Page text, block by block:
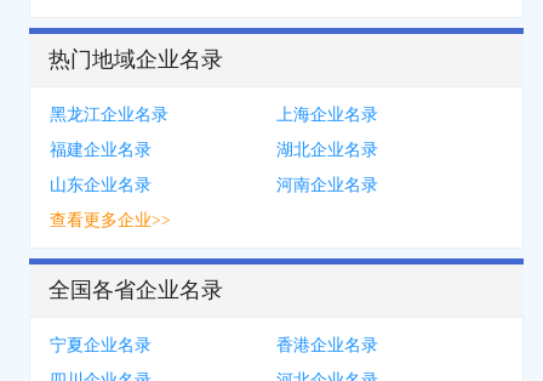
热门地域企业名录
黑龙江企业名录
上海企业名录
福建企业名录
湖北企业名录
山东企业名录
河南企业名录
查看更多企业>>
全国各省企业名录
宁夏企业名录
香港企业名录